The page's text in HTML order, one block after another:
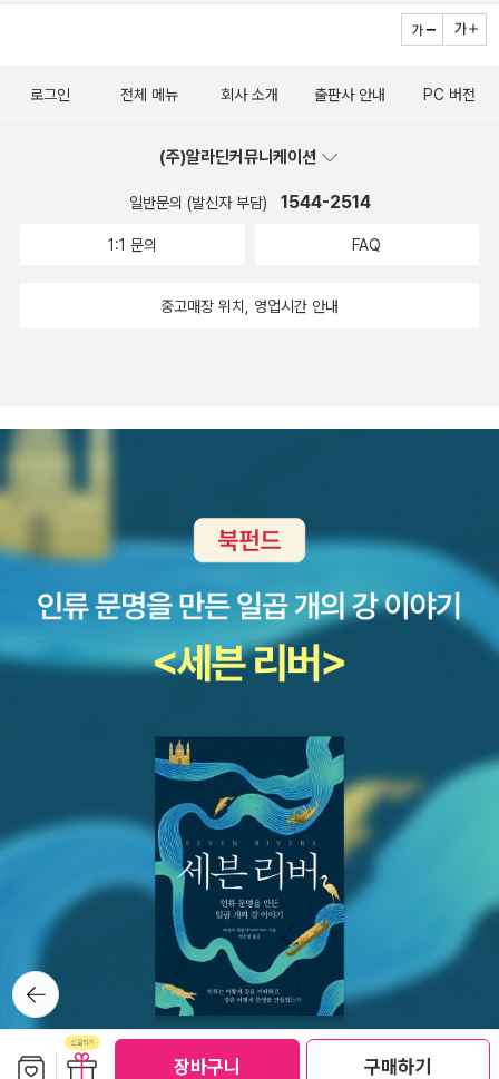
장바구니 구매하기
뒤로가
기
로그인 전체 메뉴 회사 소개 출판사 안내 PC 버전
(주)알라딘커뮤니케이션
일반문의 (발신자 부담) 1544-2514
1:1 문의 FAQ
중고매장 위치, 영업시간 안내